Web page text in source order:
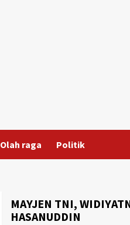
Olah raga Politik
MAYJEN TNI,
HASANUDDIN